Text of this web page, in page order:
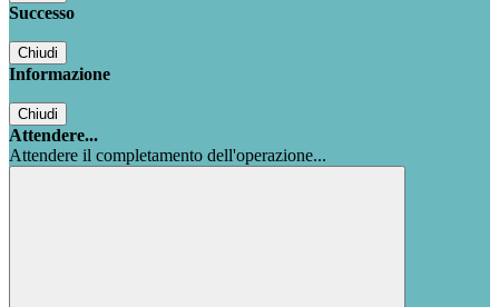
Successo
Chiudi
Informazione
Chiudi
Attendere...
Attendere il completamento dell'operazione...